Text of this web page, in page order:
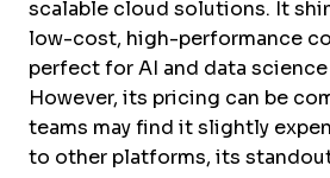
scalable cloud solutions. It
low-cost, high-performance
perfect for AI and data
However, its pricing can be
teams may find it slightly
to other platforms, its